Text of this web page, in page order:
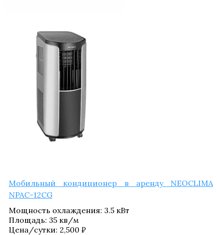
Мобиль­ный кон­ди­ци­о­нер в арен­ду NEOCLIMA
NPAC-12CG
Мощ­ность охла­жде­ния: 3.5 кВт
Пло­щадь: 35 кв/​м
Цена/​сутки: 2,500 ₽